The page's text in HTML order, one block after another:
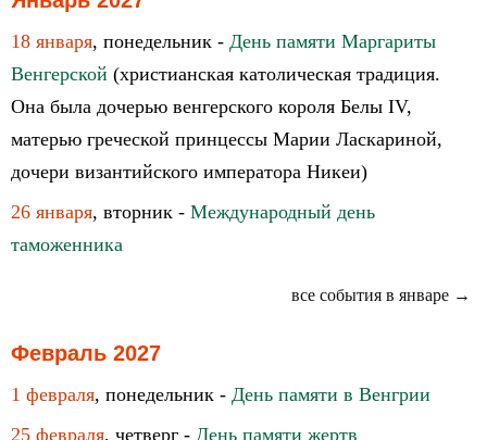
18 января, понедельник - День памяти Маргариты
Венгерской (христианская католическая традиция.
Она была дочерью венгерского короля Белы IV,
матерью греческой принцессы Марии Ласкариной,
дочери византийского императора Никеи)
26 января, вторник - Международный день
таможенника
все события в январе →
Февраль 2027
1 февраля, понедельник - День памяти в Венгрии
25 февраля, четверг - День памяти жертв